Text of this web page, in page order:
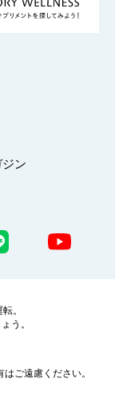
ジン
。
う。
ご遠慮ください。